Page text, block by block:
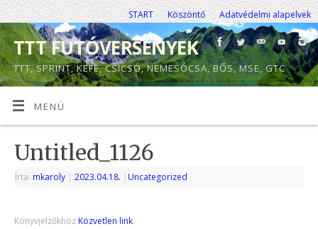
START Köszöntő Adatvédelmi alapelvek
TTT FUTÓVERSENYEK
TTT, SPRINT, KEFE, CSICSÓ, NEMESÓCSA, BŐS, MSE, GTC
MENÜ
Untitled_1126
Írta: mkaroly | 2023.04.18. | Uncategorized
Könyvjelzőkhöz Közvetlen link.